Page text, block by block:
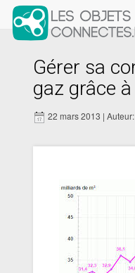
Gérer sa
gaz grâce
22 mars 2013 | Auteur: